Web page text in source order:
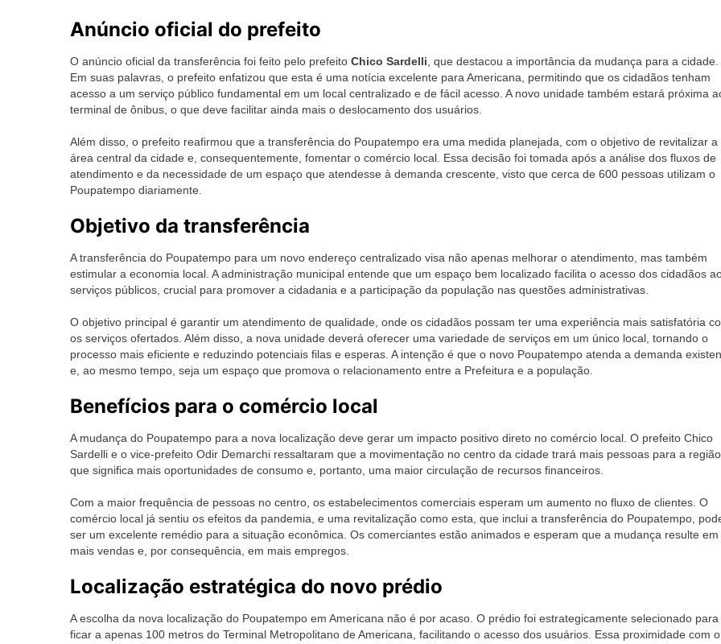
Anúncio oficial do prefeito
O anúncio oficial da transferência foi feito pelo prefeito Chico Sardelli , que destacou a importância da mudança para a cidade.
Em suas palavras, o prefeito enfatizou que esta é uma notícia excelente para Americana, permitindo que os cidadãos tenham
acesso a um serviço público fundamental em um local centralizado e de fácil acesso. A novo unidade também estará próxima
terminal de ônibus, o que deve facilitar ainda mais o deslocamento dos usuários.
Além disso, o prefeito reafirmou que a transferência do Poupatempo era uma medida planejada, com o objetivo de revitalizar a
área central da cidade e, consequentemente, fomentar o comércio local. Essa decisão foi tomada após a análise dos fluxos de
atendimento e da necessidade de um espaço que atendesse à demanda crescente, visto que cerca de 600 pessoas utilizam o
Poupatempo diariamente.
Objetivo da transferência
A transferência do Poupatempo para um novo endereço centralizado visa não apenas melhorar o atendimento, mas também
estimular a economia local. A administração municipal entende que um espaço bem localizado facilita o acesso dos cidadãos
serviços públicos, crucial para promover a cidadania e a participação da população nas questões administrativas.
O objetivo principal é garantir um atendimento de qualidade, onde os cidadãos possam ter uma experiência mais satisfatória
os serviços ofertados. Além disso, a nova unidade deverá oferecer uma variedade de serviços em um único local, tornando o
processo mais eficiente e reduzindo potenciais filas e esperas. A intenção é que o novo Poupatempo atenda a demanda
e, ao mesmo tempo, seja um espaço que promova o relacionamento entre a Prefeitura e a população.
Benefícios para o comércio local
A mudança do Poupatempo para a nova localização deve gerar um impacto positivo direto no comércio local. O prefeito Chico
Sardelli e o vice-prefeito Odir Demarchi ressaltaram que a movimentação no centro da cidade trará mais pessoas para a
que significa mais oportunidades de consumo e, portanto, uma maior circulação de recursos financeiros.
Com a maior frequência de pessoas no centro, os estabelecimentos comerciais esperam um aumento no fluxo de clientes. O
comércio local já sentiu os efeitos da pandemia, e uma revitalização como esta, que inclui a transferência do Poupatempo,
ser um excelente remédio para a situação econômica. Os comerciantes estão animados e esperam que a mudança resulte em
mais vendas e, por consequência, em mais empregos.
Localização estratégica do novo prédio
A escolha da nova localização do Poupatempo em Americana não é por acaso. O prédio foi estrategicamente selecionado para
ficar a apenas 100 metros do Terminal Metropolitano de Americana, facilitando o acesso dos usuários. Essa proximidade com o